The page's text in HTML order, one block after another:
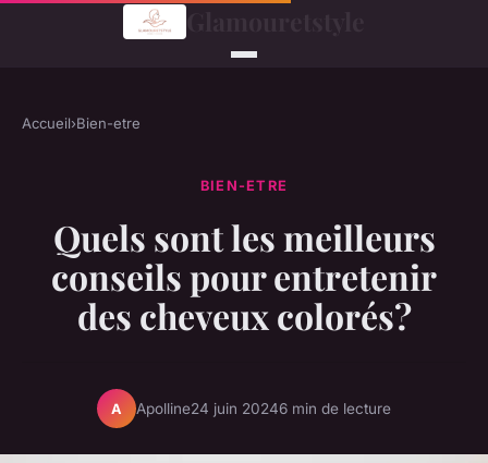
Accueil›Bien-etre
BIEN-ETRE
Quels sont les meilleurs
conseils pour entretenir
des cheveux colorés?
A Apolline24 juin 20246 min de lecture